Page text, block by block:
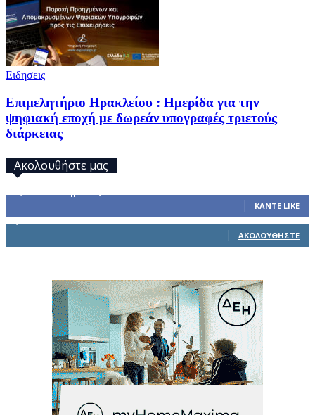
Ειδησεις
Επιμελητήριο Ηρακλείου : Ημερίδα για την
ψηφιακή εποχή με δωρεάν υπογραφές τριετούς
διάρκειας
Ακολουθήστε μας
ΚΆΝΤΕ LIKE
ΑΚΟΛΟΥΘΉΣΤΕ